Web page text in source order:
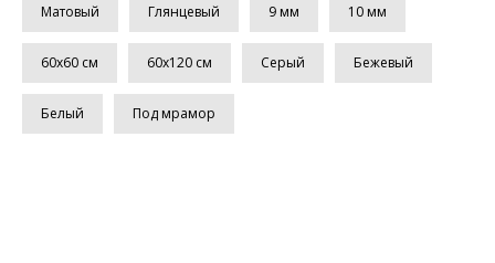
Матовый Глянцевый 9 мм 10 мм
60х60 см 60х120 см Серый Бежевый
Белый Под мрамор